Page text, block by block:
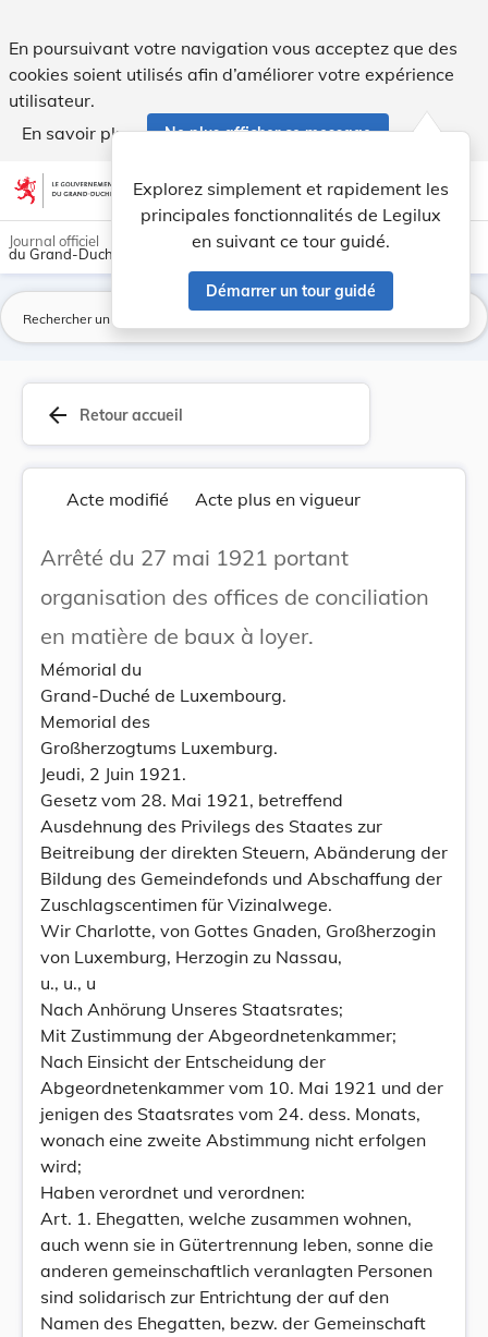
En poursuivant votre navigation vous acceptez que des
cookies soient utilisés afin d’améliorer votre expérience
utilisateur.
En savoir plus
Ne plus afficher ce message
Aller au contenu account_circle help Aide
Explorez simplement et rapidement les
principales fonctionnalités de Legilux
en suivant ce tour guidé.
Démarrer un tour guidé
light_mode dark_mode
Journal officiel
du Grand-Duché de Luxembourg
arrow_back Retour accueil
Acte modifié Acte plus en vigueur
Arrêté du 27 mai 1921 portant
organisation des offices de conciliation
en matière de baux à loyer.
Mémorial du
Grand-Duché de Luxembourg.
Memorial des
Großherzogtums Luxemburg.
Jeudi, 2 Juin 1921.
Gesetz vom 28. Mai 1921, betreffend
Ausdehnung des Privilegs des Staates zur
Beitreibung der direkten Steuern, Abänderung der
Bildung des Gemeindefonds und Abschaffung der
Zuschlagscentimen für Vizinalwege.
Wir Charlotte, von Gottes Gnaden, Großherzogin
von Luxemburg, Herzogin zu Nassau,
u., u., u
Nach Anhörung Unseres Staatsrates;
Mit Zustimmung der Abgeordnetenkammer;
Nach Einsicht der Entscheidung der
Abgeordnetenkammer vom 10. Mai 1921 und der
jenigen des Staatsrates vom 24. dess. Monats,
wonach eine zweite Abstimmung nicht erfolgen
wird;
Haben verordnet und verordnen:
Art. 1. Ehegatten, welche zusammen wohnen,
auch wenn sie in Gütertrennung leben, sonne die
anderen gemeinschaftlich veranlagten Personen
sind solidarisch zur Entrichtung der auf den
Namen des Ehegatten, bezw. der Gemeinschaft